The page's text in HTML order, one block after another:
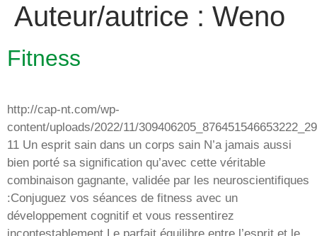
Auteur/autrice : Weno
Fitness
http://cap-nt.com/wp-
content/uploads/2022/11/
11 Un esprit sain dans un corps sain N’a jamais aussi
bien porté sa signification qu’avec cette véritable
combinaison gagnante, validée par les neuroscientifiques
:Conjuguez vos séances de fitness avec un
développement cognitif et vous ressentirez